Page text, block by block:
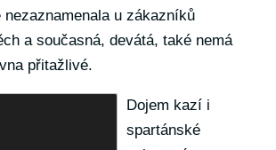
nezaznamenala u zákazníků
a současná, devátá, také nemá
přitažlivé.
Dojem kazí i
spartánské